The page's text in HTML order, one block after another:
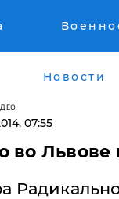
Новости
07:55
во Львове